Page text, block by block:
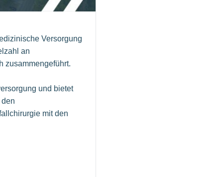
Versorgung
an
zusammengeführt.
und bietet
mit den